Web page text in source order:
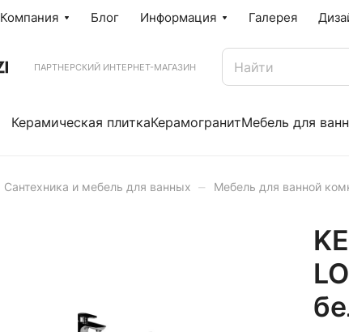
Компания Блог Информация Галерея
ПАРТНЕРСКИЙ ИНТЕРНЕТ-МАГАЗИН
Керамическая плиткаКерамогранитМебель для
Сантехника и мебель для ванных – Мебель для ванной